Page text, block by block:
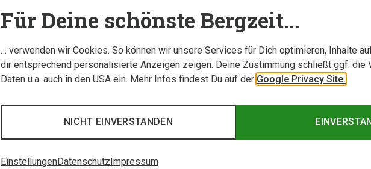
Für Deine schönste Bergzeit...
… verwenden wir Cookies. So können wir unsere Services für Dich optimieren, Inhalte
dir entsprechend personalisierte Anzeigen zeigen. Deine Zustimmung schließt ggf. die
Daten u.a. auch in den USA ein. Mehr Infos findest Du auf der Google Privacy Site.
NICHT EINVERSTANDEN
EinstellungenDatenschutz Impressum